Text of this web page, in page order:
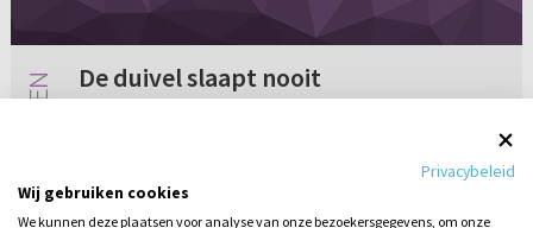
De duivel slaapt nooit
andere vraag op Refoweb zoiets als "let op, de
duivel slaapt nooit". Het was volgens mij een
Privacybeleid
Wij gebruiken cookies
We kunnen deze plaatsen voor analyse van onze bezoekersgegevens, om onze